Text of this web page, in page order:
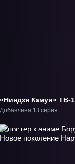
«Ниндзя Камуи» ТВ-1
Добавлена 13 серия